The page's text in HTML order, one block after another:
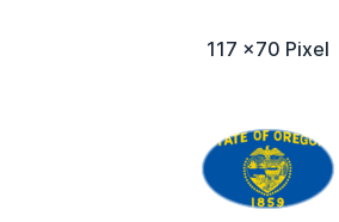
117 x70 Pixel